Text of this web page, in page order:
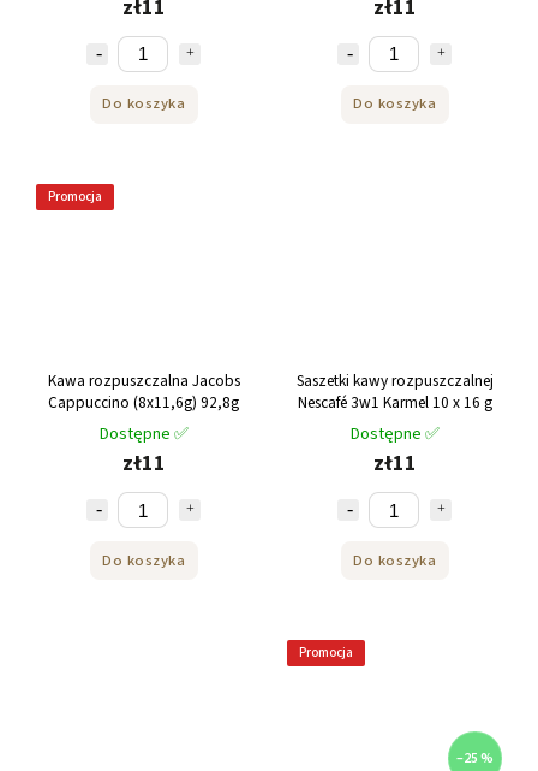
zł11
Do koszyka
zł11
Do koszyka
Promocja
Kawa rozpuszczalna Jacobs
Cappuccino (8x11,6g) 92,8g
Dostępne ✅
zł11
Do koszyka
Saszetki kawy rozpuszczalnej
Nescafé 3w1 Karmel 10 x 16 g
Dostępne ✅
zł11
Do koszyka
Promocja
–25 %